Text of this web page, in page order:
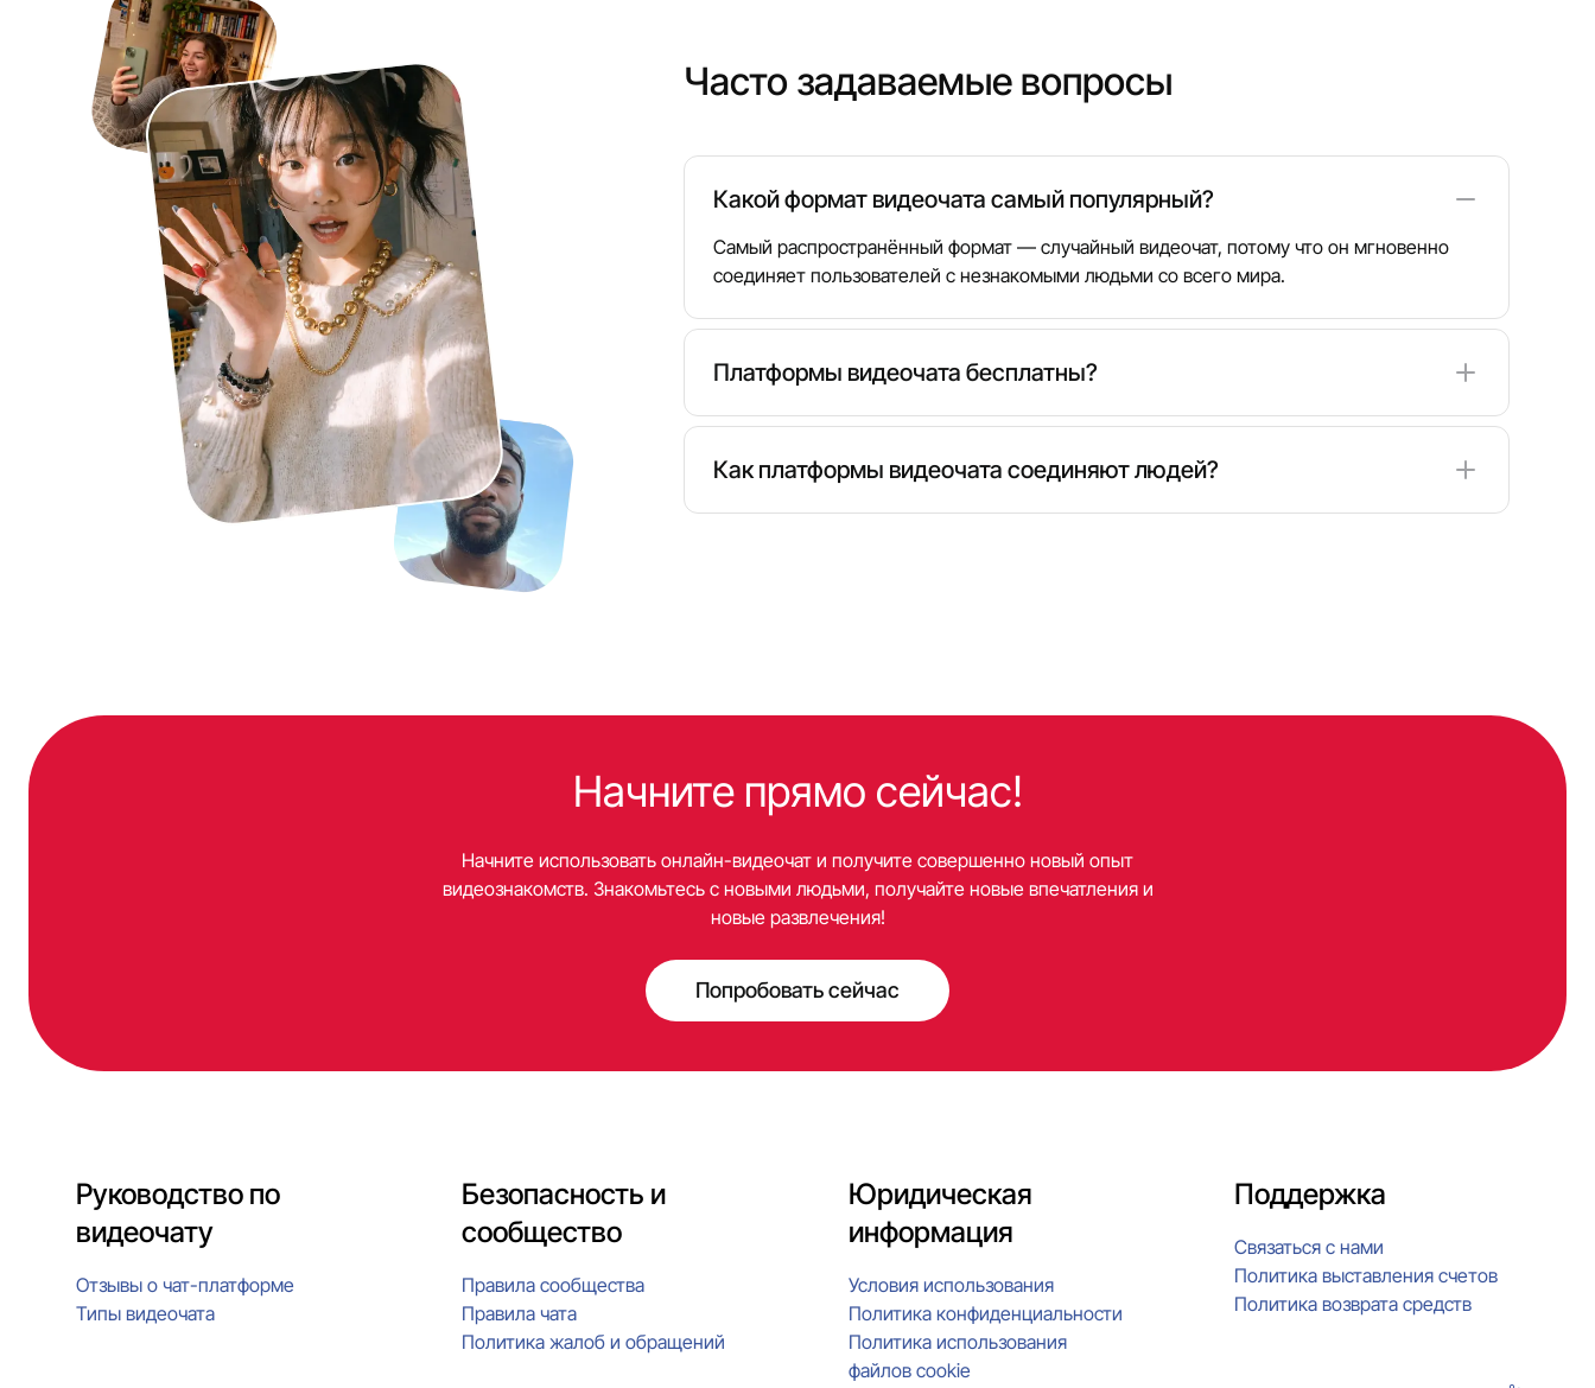
Часто задаваемые вопросы
Какой формат видеочата самый популярный?
Самый распространённый формат — случайный видеочат, потому что он мгновенно
соединяет пользователей с незнакомыми людьми со всего мира.
Платформы видеочата бесплатны?
Многие платформы предлагают базовые функции видеочата бесплатно, а некоторые
сервисы дополнительно предоставляют премиум-возможности.
Как платформы видеочата соединяют людей?
Начните прямо сейчас!
Начните использовать онлайн-видеочат и получите совершенно новый опыт
видеознакомств. Знакомьтесь с новыми людьми, получайте новые впечатления и
новые развлечения!
Попробовать сейчас
Руководство по
видеочату
Отзывы о чат-платформе
Типы видеочата
Безопасность и
сообщество
Правила сообщества
Правила чата
Политика жалоб и обращений
Юридическая
информация
Условия использования
Политика конфиденциальности
Политика использования
файлов cookie
Поддержка
Связаться с нами
Политика выставления счетов
Политика возврата средств